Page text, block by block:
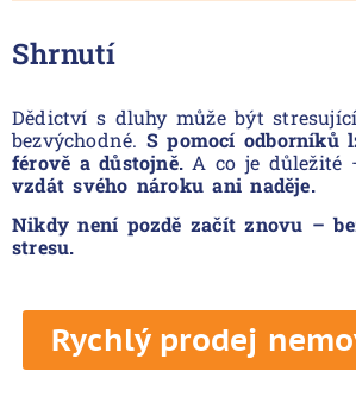
Shrnutí
Dědictví s dluhy může být
bezvýchodné. S pomocí odborníků
férově a důstojně. A co je
vzdát svého nároku ani naděje.
Nikdy není pozdě začít znovu –
stresu.
Rychlý prodej